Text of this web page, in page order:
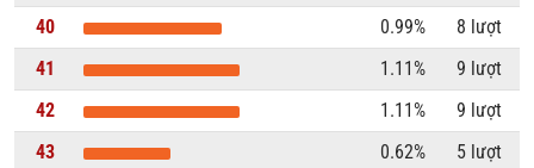
40
0.99%
8 lượt
41
1.11%
9 lượt
42
1.11%
9 lượt
43
0.62%
5 lượt